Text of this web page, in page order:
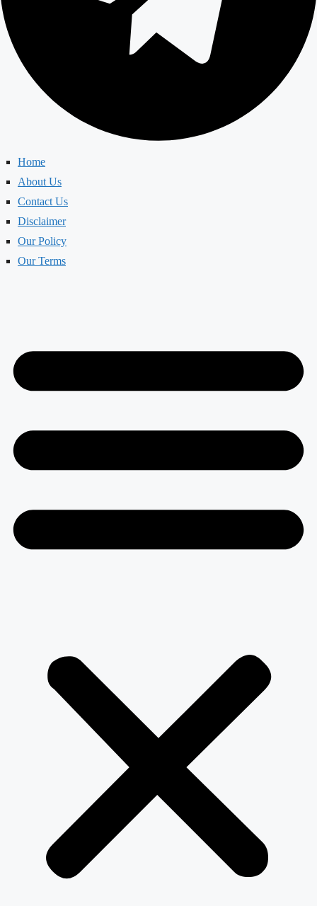
Home
About Us
Contact Us
Disclaimer
Our Policy
Our Terms